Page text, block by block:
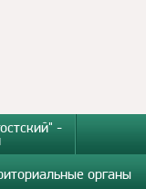
-
органы